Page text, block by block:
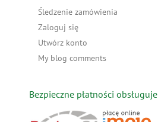
Śledzenie zamówienia
Zaloguj się
Utwórz konto
My blog comments
Bezpieczne płatności obsługuje